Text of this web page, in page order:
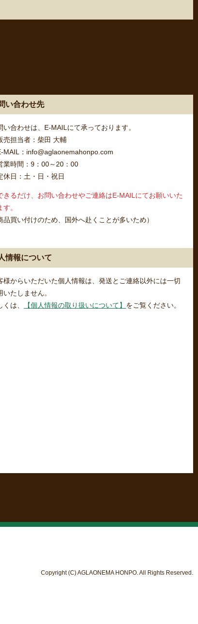
い合わせ先
い合わせは、E-MAILにて承っております。
売担当者：柴田 大輔
MAIL：info@aglaonemahonpo.com
業時間：9：00～20：00
休日：土・日・祝日
きるだけ、お問い合わせやご連絡はE-MAILにてお願いいた
す。
品買い付けのため、国外へ赴くことが多いため）
情報について
様からいただいた個人情報は、発送とご連絡以外には一切
いたしません。
くは、
【個人情報の取り扱いについて】 をご覧ください。
Copyright (C) AGLAONEMA HONPO. All Rights Reserved.